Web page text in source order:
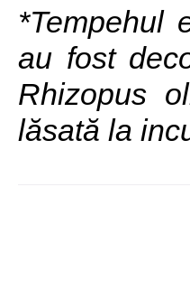
*Tempehul
au fost
Rhizopus
lăsată la